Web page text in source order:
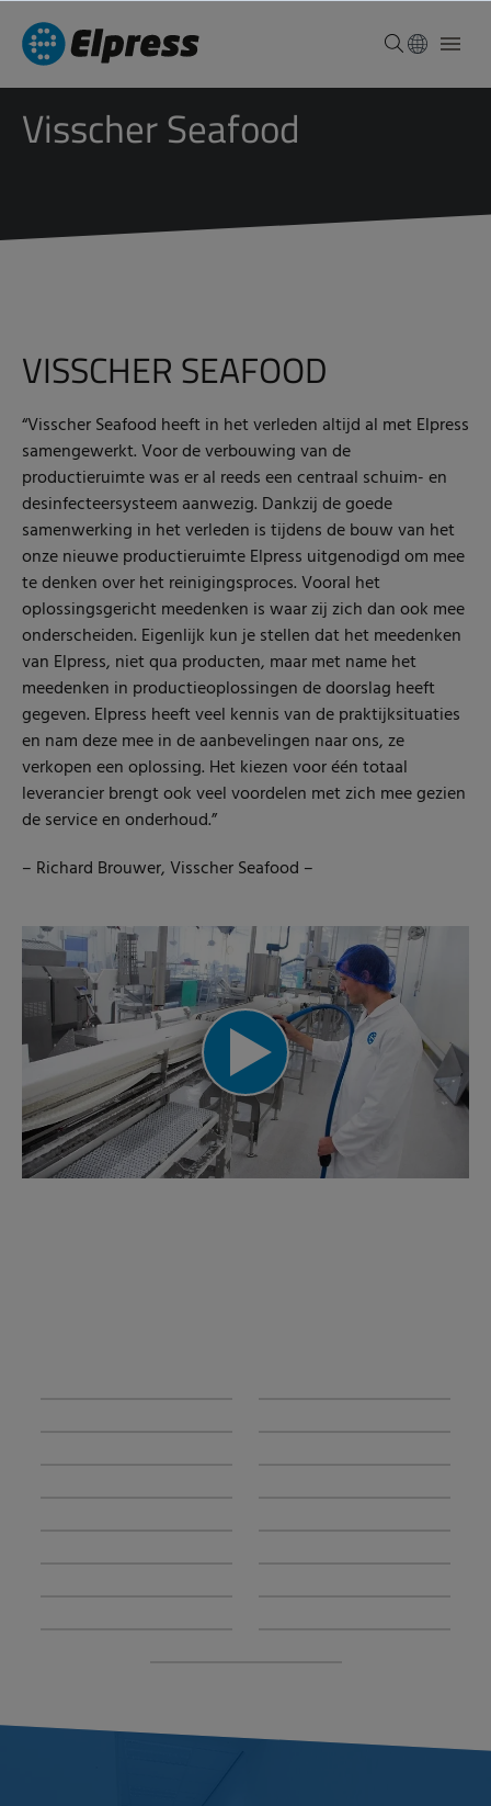
Visscher Seafood
VISSCHER SEAFOOD
“Visscher Seafood heeft in het verleden altijd al met Elpress
samengewerkt. Voor de verbouwing van de
productieruimte was er al reeds een centraal schuim- en
desinfecteersysteem aanwezig. Dankzij de goede
samenwerking in het verleden is tijdens de bouw van het
onze nieuwe productieruimte Elpress uitgenodigd om mee
te denken over het reinigingsproces. Vooral het
oplossingsgericht meedenken is waar zij zich dan ook mee
onderscheiden. Eigenlijk kun je stellen dat het meedenken
van Elpress, niet qua producten, maar met name het
meedenken in productieoplossingen de doorslag heeft
gegeven. Elpress heeft veel kennis van de praktijksituaties
en nam deze mee in de aanbevelingen naar ons, ze
verkopen een oplossing. Het kiezen voor één totaal
leverancier brengt ook veel voordelen met zich mee gezien
de service en onderhoud.”
– Richard Brouwer, Visscher Seafood –